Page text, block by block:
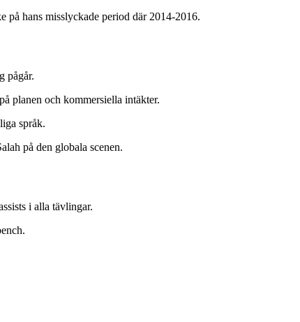
på hans misslyckade period där 2014-2016.
pågår.
planen och kommersiella intäkter.
språk.
på den globala scenen.
i alla tävlingar.